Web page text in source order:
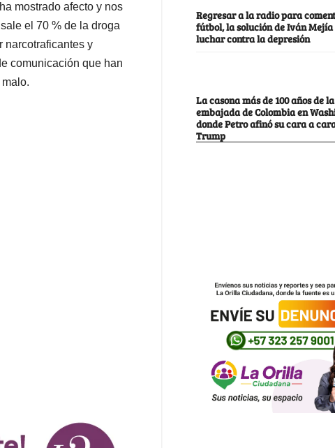
mostrado afecto y nos
el 70 % de la droga
narcotraficantes y
comunicación que han
Regresar a la radio para
fútbol, la solución de Iván
luchar contra la depresión
La casona más de 100 años de la
embajada de Colombia en
donde Petro afinó su cara a
Trump